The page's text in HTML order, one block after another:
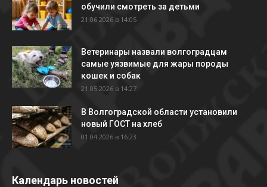
обучили смотреть за детьми
21.06.2026 в 14:05
Ветеринары назвали волгоградцам
самые уязвимые для жары породы
кошек и собак
21.05.2026 в 14:27
В Волгоградской области установили
новый ГОСТ на хлеб
01.04.2026 в 16:23
Календарь новостей